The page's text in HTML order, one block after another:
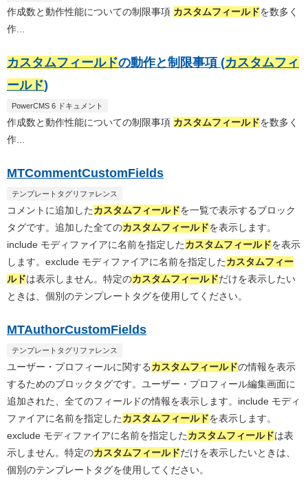
作成数と動作性能についての制限事項 カスタムフィールドを数多く
作...
カスタムフィールドの動作と制限事項 (カスタムフィ
ールド)
PowerCMS 6 ドキュメント
作成数と動作性能についての制限事項 カスタムフィールドを数多く
作...
MTCommentCustomFields
テンプレートタグリファレンス
コメントに追加したカスタムフィールドを一覧で表示するブロック
タグです。追加した全てのカスタムフィールドを表示します。
include モディファイアに名前を指定したカスタムフィールドを表示
します。exclude モディファイアに名前を指定したカスタムフィー
ルドは表示しません。特定のカスタムフィールドだけを表示したい
ときは、個別のテンプレートタグを使用してください。
MTAuthorCustomFields
テンプレートタグリファレンス
ユーザー・プロフィールに関するカスタムフィールドの情報を表示
するためのブロックタグです。ユーザー・プロフィール編集画面に
追加された、全てのフィールドの情報を表示します。include モディ
ファイアに名前を指定したカスタムフィールドを表示します。
exclude モディファイアに名前を指定したカスタムフィールドは表
示しません。特定のカスタムフィールドだけを表示したいときは、
個別のテンプレートタグを使用してください。